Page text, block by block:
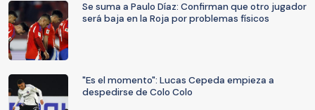
Se suma a Paulo Díaz: Confirman que otro jugador
será baja en la Roja por problemas físicos
"Es el momento": Lucas Cepeda empieza a
despedirse de Colo Colo